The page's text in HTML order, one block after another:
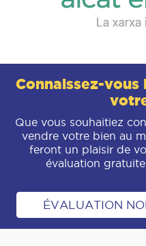
Connaissez-
Que vous souhaitiez
vendre votre bien au
feront un plaisir de
évaluation
ÉVALUATION